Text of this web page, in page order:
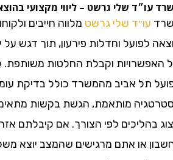
שלי גרשט – ליווי מקצועי בהוצאה
עו״ד שלי גרשטמלווה חייבים ולקוחות
וחדלות פירעון, תוך דגש על יחס
וקבלת החלטות משותפת. ליווי
אביב מהמשרד כולל בדיקת עומק של
מותאמת, הגשת בקשות מתאימות,
בהליכים לפי הצורך. אם קיבלתם אזהרה,
או אתם מרגישים שהמצב יוצא